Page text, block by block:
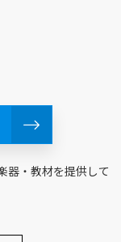
器・教材を提供して